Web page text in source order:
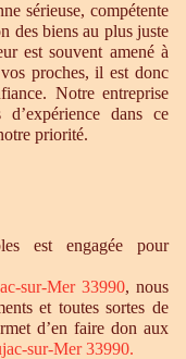
sérieuse, compétente
des biens au plus juste
est souvent amené à
proches, il est donc
Notre entreprise
dans ce
priorité.
est engagée pour
sur-Mer 33990, nous
et toutes sortes de
d’en faire don aux
sur-Mer 33990.